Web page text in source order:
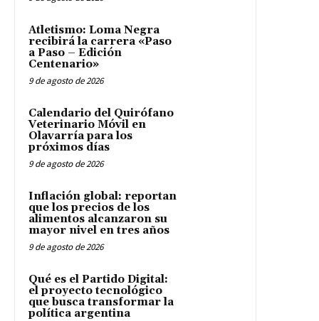
Atletismo: Loma Negra
recibirá la carrera «Paso
a Paso – Edición
Centenario»
9 de agosto de 2026
Calendario del Quirófano
Veterinario Móvil en
Olavarría para los
próximos días
9 de agosto de 2026
Inflación global: reportan
que los precios de los
alimentos alcanzaron su
mayor nivel en tres años
9 de agosto de 2026
Qué es el Partido Digital:
el proyecto tecnológico
que busca transformar la
política argentina